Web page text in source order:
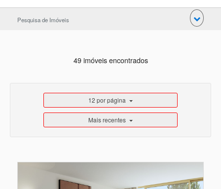
Pesquisa de Imóveis
49 imóveis encontrados
12 por página
Mais recentes